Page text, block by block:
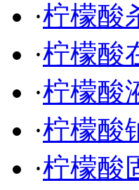
·柠檬酸
·柠檬酸
·柠檬酸
·柠檬酸
·柠檬酸